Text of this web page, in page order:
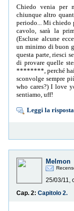
Chiedo venia per
chiunque altro
periodo... Mi chiedo
cavolo, sarà la
(Escluse alcune
un minimo di buon
questa parte, riesci
di provare quelle
********, perché hai
sconvolge sempre
who cares?) I love
sentiamo, uff!
Leggi la
Melmon
25/03/11,
Cap. 2: Capitolo 2.